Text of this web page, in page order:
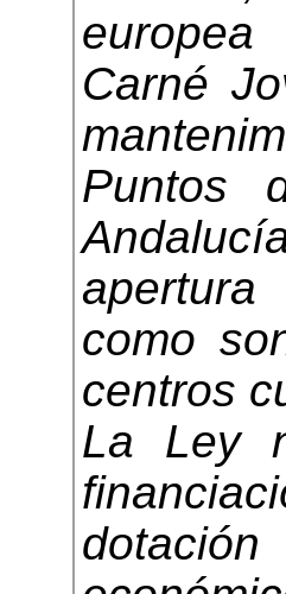
Carné
Puntos
como
centros
La Ley